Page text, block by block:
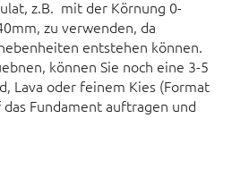
z.B. mit der Körnung 0-
zu verwenden, da
entstehen können.
können Sie noch eine 3-5
Lava oder feinem Kies (Format
Fundament auftragen und